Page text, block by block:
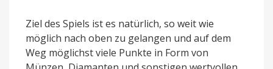
Ziel des Spiels ist es natürlich, so weit wie
möglich nach oben zu gelangen und auf dem
Weg möglichst viele Punkte in Form von